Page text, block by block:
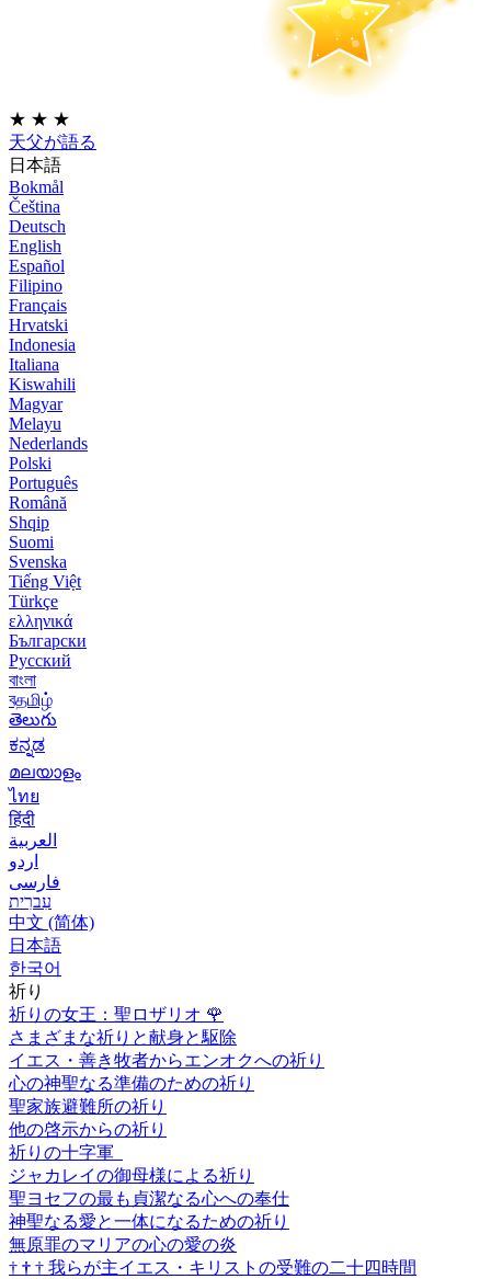
★ ★ ★
天父が語る
日本語
Bokmål
Čeština
Deutsch
English
Español
Filipino
Français
Hrvatski
Indonesia
Italiana
Kiswahili
Magyar
Melayu
Nederlands
Polski
Português
Română
Shqip
Suomi
Svenska
Tiếng Việt
Türkçe
ελληνικά
Български
Русский
বাংলা
বதமிழ்
తెలుగు
ಕನ್ನಡ
മലയാളം
ไทย
हिंदी
العربية
اردو
فارسی
עִברִית
中文 (简体)
日本語
한국어
祈り
祈りの女王：聖ロザリオ 🌹
さまざまな祈りと献身と駆除
イエス・善き牧者からエンオクへの祈り
心の神聖なる準備のための祈り
聖家族避難所の祈り
他の啓示からの祈り
祈りの十字軍
ジャカレイの御母様による祈り
聖ヨセフの最も貞潔なる心への奉仕
神聖なる愛と一体になるための祈り
無原罪のマリアの心の愛の炎
† † † 我らが主イエス・キリストの受難の二十四時間